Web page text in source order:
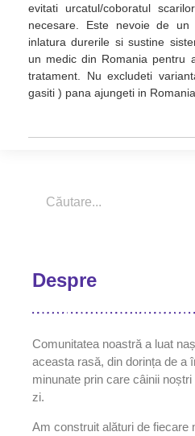
evitati urcatul/coboratul
necesare. Este nevoie de
inlatura durerile si sustine
un medic din Romania pentru
tratament. Nu excludeti
gasiti ) pana ajungeti in
Despre
Comunitatea noastră a luat
aceasta rasă, din dorința de a
minunate prin care câinii
zi.
Am construit alături de fiecare